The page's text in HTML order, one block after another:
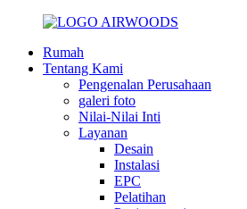
Rumah
Tentang Kami
Pengenalan Perusahaan
galeri foto
Nilai-Nilai Inti
Layanan
Desain
Instalasi
EPC
Pelatihan